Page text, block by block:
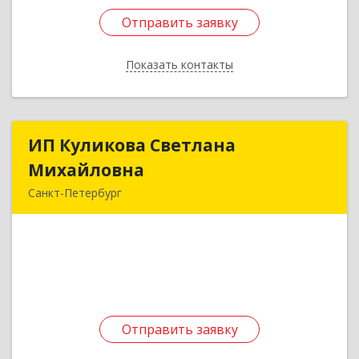
Отправить заявку
Показать контакты
Отправить заявку
Назад
ИП Куликова Светлана
Михайловна
Санкт-Петербург
Отправить заявку
ИП Куликова Светлана
Отправить заявку